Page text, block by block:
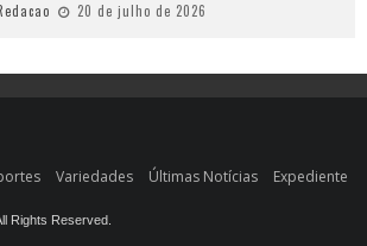
20 de julho de 2026
Variedades Últimas Notícias Expediente
Rights Reserved.